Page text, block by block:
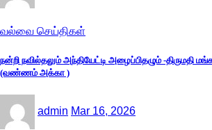
வல்வை செய்திகள்
நன்றி நவில்தலும் அந்தியேட்டி அழைப்பிதழும் -திருமதி
(வண்ணம் அக்கா )
admin Mar 16, 2026